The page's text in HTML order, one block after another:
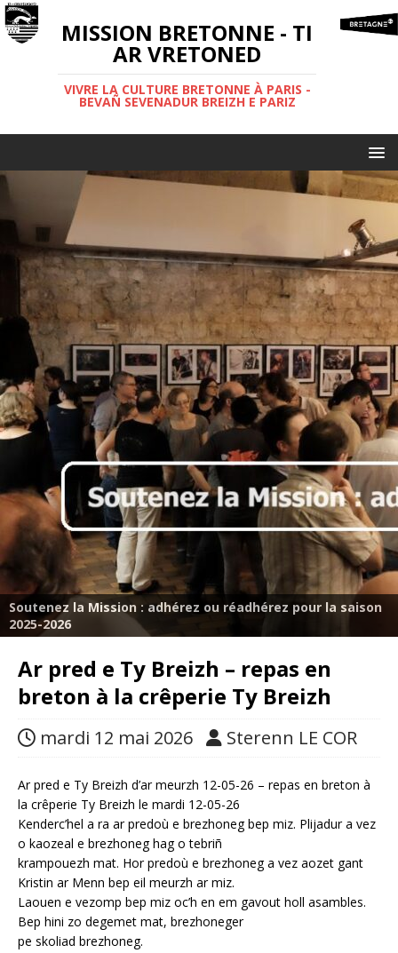
MISSION BRETONNE - TI
AR VRETONED
VIVRE LA CULTURE BRETONNE À PARIS -
BEVAÑ SEVENADUR BREIZH E PARIZ
Soutenez la Mission : adhérez ou réadhérez pour la saison
2025-2026
Ar pred e Ty Breizh – repas en
breton à la crêperie Ty Breizh
mardi 12 mai 2026 Sterenn LE COR
Ar pred e Ty Breizh d’ar meurzh 12-05-26 – repas en breton à
la crêperie Ty Breizh le mardi 12-05-26
Kenderc’hel a ra ar predoù e brezhoneg bep miz. Plijadur a vez
o kaozeal e brezhoneg hag o tebriñ
krampouezh mat. Hor predoù e brezhoneg a vez aozet gant
Kristin ar Menn bep eil meurzh ar miz.
Laouen e vezomp bep miz oc’h en em gavout holl asambles.
Bep hini zo degemet mat, brezhoneger
pe skoliad brezhoneg.